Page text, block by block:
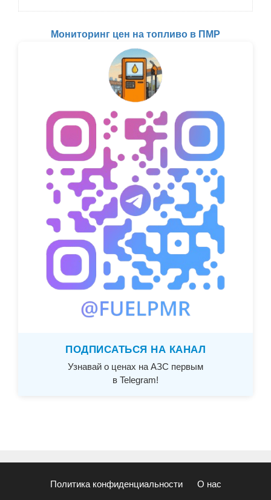
Мониторинг цен на топливо в ПМР
ПОДПИСАТЬСЯ НА КАНАЛ
Узнавай о ценах на АЗС первым
в Telegram!
Политика конфиденциальности О нас